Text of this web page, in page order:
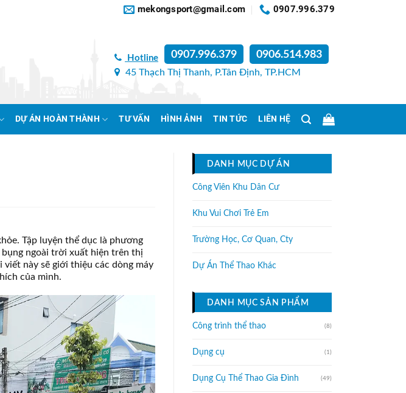
mekongsport@gmail.com 0907.996.379
Hotline 0907.996.379 0906.514.983
45 Thạch Thị Thanh, P.Tân Định, TP.HCM
DỰ ÁN HOÀN THÀNH TƯ VẤN HÌNH ẢNH TIN TỨC LIÊN HỆ
Tập luyện thể dục là phương
bụng ngoài trời xuất hiện trên thị
này sẽ giới thiệu các dòng máy
của mình.
DANH MỤC DỰ ÁN
Công Viên Khu Dân Cư
Khu Vui Chơi Trẻ Em
Trường Học, Cơ Quan, Cty
Dự Án Thể Thao Khác
DANH MỤC SẢN PHẨM
Công trình thể thao (8)
Dụng cụ (1)
Dụng Cụ Thể Thao Gia Đình (49)